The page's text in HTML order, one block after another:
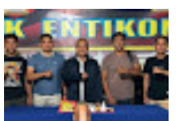
Truk Kontainer Oleng Tabrak
Vario, Warga Kapuas
Meninggal di Dusun Mak
Tampong